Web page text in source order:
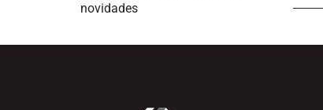
novidades